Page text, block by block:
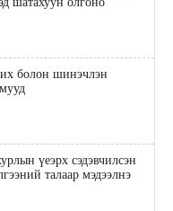
болон шинэчлэн
үеэрх сэдэвчилсэн
талаар мэдээлнэ